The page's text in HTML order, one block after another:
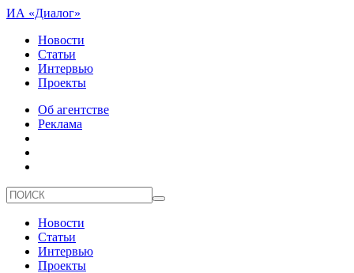
ИА «Диалог»
Новости
Статьи
Интервью
Проекты
Об агентстве
Реклама
Новости
Статьи
Интервью
Проекты